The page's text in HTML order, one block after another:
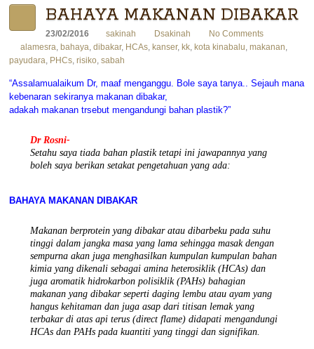
BAHAYA MAKANAN DIBAKAR
23/02/2016 sakinah Dsakinah
No Comments
alamesra
bahaya ,dibakar, HCAs kanser, kk kota kinabalu ,makanan
payudara
PHCs ,risiko ,sabah
“Assalamualaikum Dr, maaf menganggu. Bole saya tanya.. Sejauh mana
kebenaran sekiranya makanan dibakar,
adakah makanan trsebut mengandungi bahan plastik?”
Dr Rosni-
Setahu saya tiada bahan plastik tetapi ini jawapannya yang
boleh saya berikan setakat pengetahuan yang ada:
BAHAYA MAKANAN DIBAKAR
Makanan berprotein yang dibakar atau dibarbeku pada suhu
tinggi dalam jangka masa yang lama sehingga masak dengan
sempurna akan juga menghasilkan kumpulan kumpulan bahan
kimia yang dikenali sebagai amina heterosiklik (HCAs) dan
juga aromatik hidrokarbon polisiklik (PAHs) bahagian
makanan yang dibakar seperti daging lembu atau ayam yang
hangus kehitaman dan juga asap dari titisan lemak yang
terbakar di atas api terus (direct flame) didapati mengandungi
HCAs dan PAHs pada kuantiti yang tinggi dan signifikan.